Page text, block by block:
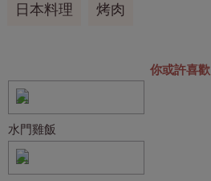
日本料理 烤肉
你或許喜歡
水門雞飯